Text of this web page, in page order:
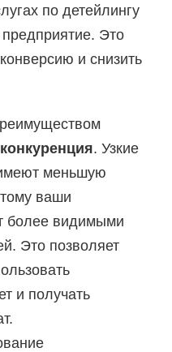
по детейлингу
Это
и снизить
. Узкие
меньшую
ваши
более видимыми
Это позволяет
и получать